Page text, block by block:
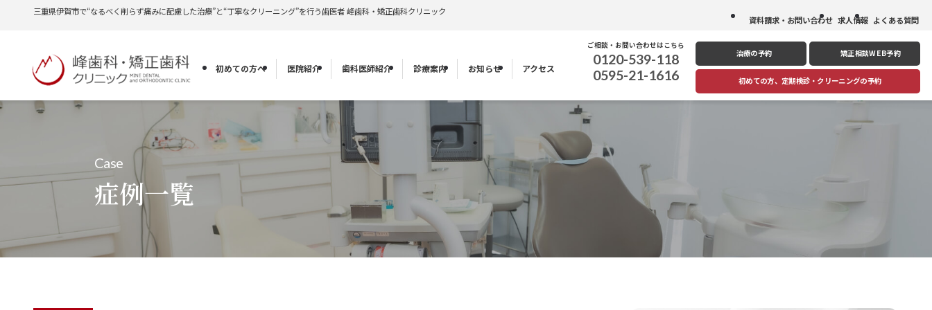
三重県伊賀市で“なるべく削らず痛みに配慮した治療”と“丁寧なクリーニング”を行う歯医者 峰歯科・矯正歯科クリニック
資料請求・お問い合わせ 求人情報 よくある質問
初めての方へ 医院紹介 歯科医師紹介 診療案内 お知らせ アクセス
ご相談・お問い合わせはこちら
0120-539-118
0595-21-1616
治療の予約 矯正相談WEB予約
初めての方、定期検診 ・ クリーニングの予約
Case
症例一覧